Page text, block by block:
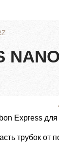
Express
трубок от